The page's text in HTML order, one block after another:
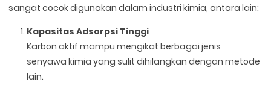
sangat cocok digunakan dalam industri kimia, antara lain:
Kapasitas Adsorpsi Tinggi
Karbon aktif mampu mengikat berbagai jenis
senyawa kimia yang sulit dihilangkan dengan metode
lain.